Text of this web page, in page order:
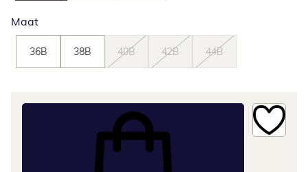
Maat
36B 38B 40B 42B 44B